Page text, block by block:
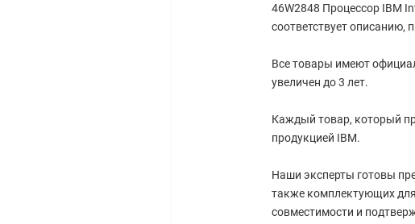
46W2848 Процессор IBM
соответствует описанию,
Все товары имеют
увеличен до 3 лет.
Каждый товар, который
продукцией IBM.
Наши эксперты готовы
также комплектующих
совместимости и